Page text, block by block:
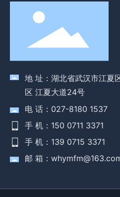
地 址：湖北省武汉市江夏
区 江夏大道24号
电 话：027-8180 1537
手 机：150 0711 3371
手 机：139 0715 3371
邮 箱：